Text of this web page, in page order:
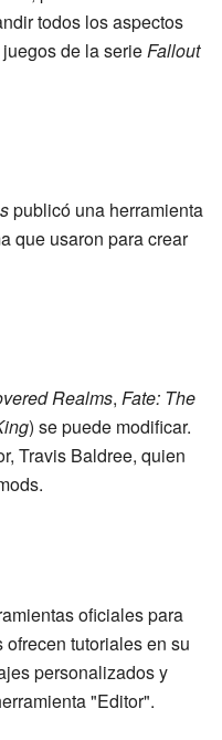
todos los aspectos
de la serie Fallout
publicó una herramienta
que usaron para crear
Realms, Fate: The
) se puede modificar.
Travis Baldree, quien
oficiales para
tutoriales en su
personalizados y
"Editor".